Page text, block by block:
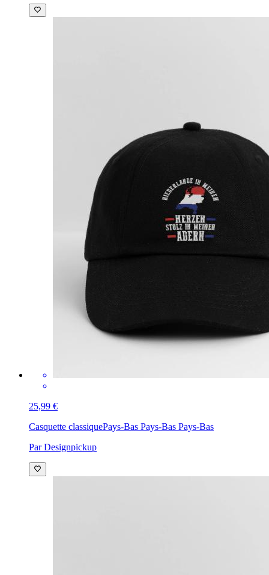
25,99 €
Casquette classiquePays-Bas Pays-Bas Pays-Bas
Par Designpickup